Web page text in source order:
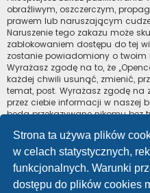
Strona ta używa plików
w celach statystycznych,
funkcjonalnych. Warunki
dostępu do plików cookies
obraźliwym, oszczerczym,
prawem lub naruszającym
Naruszenie tego zakazu może
zablokowaniem dostępu do tej
zostanie powiadomiony o twoim
Wyrażasz zgodę na to, że
każdej chwili usunąć, zmienić,
temat, post. Wyrażasz zgodę
przez ciebie informacji w naszej
będą przekazywane nikomu bez
włamania do witryny, podczas
danych.